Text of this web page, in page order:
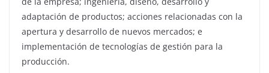
adaptación de productos; acciones relacionadas con la
apertura y desarrollo de nuevos mercados; e
implementación de tecnologías de gestión para la
producción.